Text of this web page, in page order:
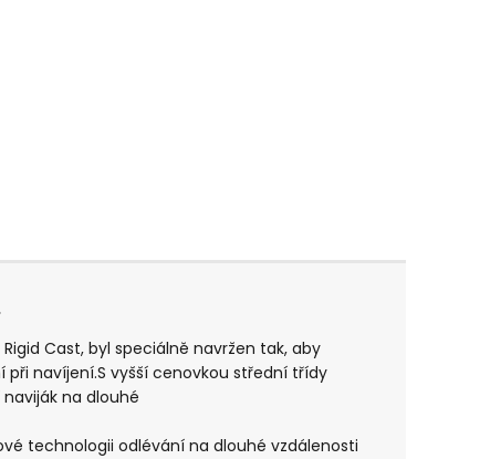
Cast, byl speciálně navržen tak, aby
navíjení.S vyšší cenovkou střední třídy
na dlouhé
technologii odlévání na dlouhé vzdálenosti